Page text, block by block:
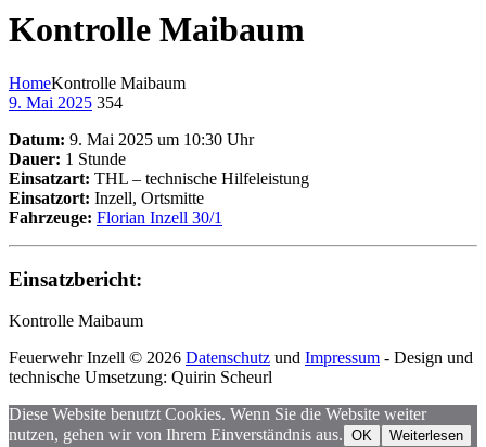
Kontrolle Maibaum
HomeKontrolle Maibaum
9. Mai 2025 354
Datum: 9. Mai 2025 um 10:30 Uhr
Dauer: 1 Stunde
Einsatzart: THL – technische Hilfeleistung
Einsatzort: Inzell, Ortsmitte
Fahrzeuge: Florian Inzell 30/1
Einsatzbericht:
Kontrolle Maibaum
Feuerwehr Inzell © 2026 Datenschutz und Impressum - Design und
technische Umsetzung: Quirin Scheurl
Diese Website benutzt Cookies. Wenn Sie die Website weiter
nutzen, gehen wir von Ihrem Einverständnis aus. OK Weiterlesen